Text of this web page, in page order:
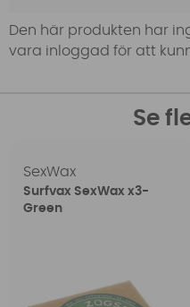
Den här produkten har
vara inloggad för att
Se
SexWax
Surfvax SexWax x3-
Green